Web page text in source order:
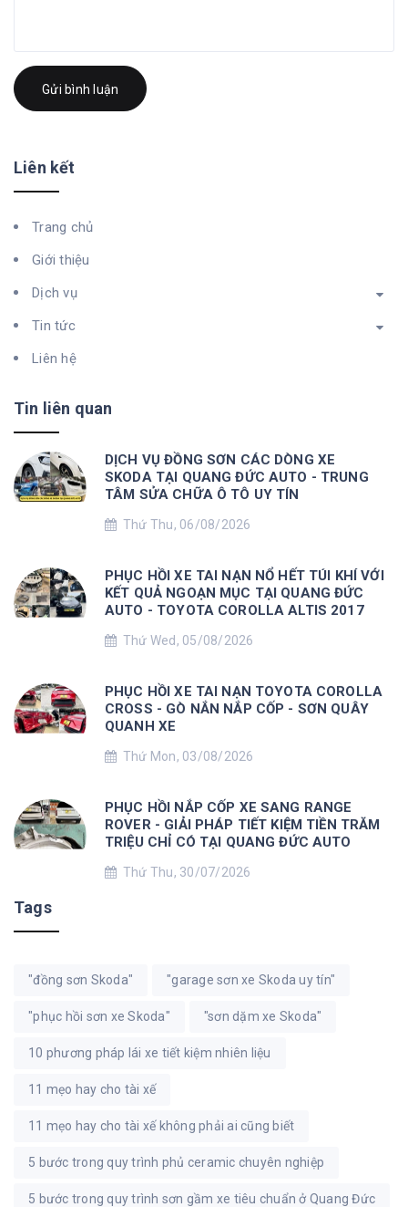
Gửi bình luận
Liên kết
Trang chủ
Giới thiệu
Dịch vụ
Tin tức
Liên hệ
Tin liên quan
DỊCH VỤ ĐỒNG SƠN CÁC DÒNG XE
SKODA TẠI QUANG ĐỨC AUTO - TRUNG
TÂM SỬA CHỮA Ô TÔ UY TÍN
Thứ Thu, 06/08/2026
PHỤC HỒI XE TAI NẠN NỔ HẾT TÚI KHÍ VỚI
KẾT QUẢ NGOẠN MỤC TẠI QUANG ĐỨC
AUTO - TOYOTA COROLLA ALTIS 2017
Thứ Wed, 05/08/2026
PHỤC HỒI XE TAI NẠN TOYOTA COROLLA
CROSS - GÒ NẮN NẮP CỐP - SƠN QUÂY
QUANH XE
Thứ Mon, 03/08/2026
PHỤC HỒI NẮP CỐP XE SANG RANGE
ROVER - GIẢI PHÁP TIẾT KIỆM TIỀN TRĂM
TRIỆU CHỈ CÓ TẠI QUANG ĐỨC AUTO
Thứ Thu, 30/07/2026
Tags
"đồng sơn Skoda" "garage sơn xe Skoda uy tín"
"phục hồi sơn xe Skoda" "sơn dặm xe Skoda"
10 phương pháp lái xe tiết kiệm nhiên liệu
11 mẹo hay cho tài xế
11 mẹo hay cho tài xế không phải ai cũng biết
5 bước trong quy trình phủ ceramic chuyên nghiệp
5 bước trong quy trình sơn gầm xe tiêu chuẩn ở Quang Đức